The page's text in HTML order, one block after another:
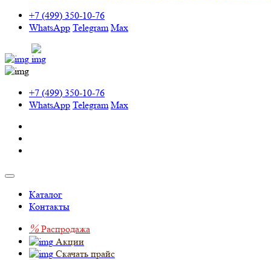
+7 (499) 350-10-76
WhatsApp Telegram Max
+7 (499) 350-10-76
WhatsApp Telegram Max
Каталог
Контакты
% Распродажа
Акции
Скачать прайс